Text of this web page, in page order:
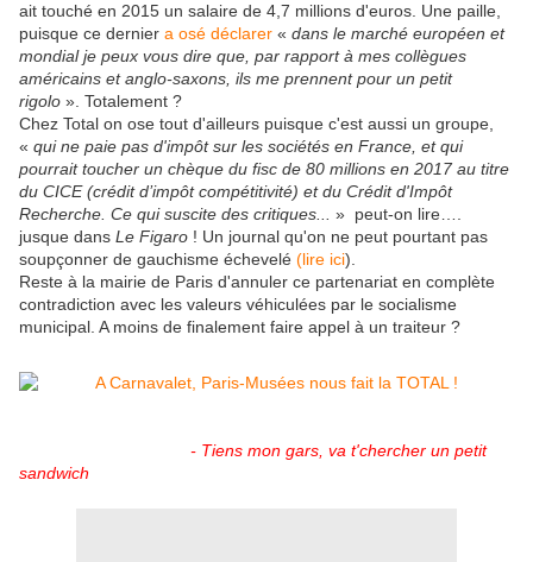
ait touché en 2015 un salaire de 4,7 millions d'euros. Une paille,
puisque ce dernier a osé déclarer « dans le marché européen et
mondial je peux vous dire que, par rapport à mes collègues
américains et anglo-saxons, ils me prennent pour un petit
rigolo » Totalement ?
Chez Total on ose tout d'ailleurs puisque c'est aussi un groupe,
« qui ne paie pas d'impôt sur les sociétés en France, et qui
pourrait toucher un chèque du fisc de 80 millions en 2017 au titre
du CICE (crédit d’impôt compétitivité) et du Crédit d'Impôt
Recherche. Ce qui suscite des critiques... » peut-on lire….
jusque dans Le Figaro ! Un journal qu'on ne peut pourtant pas
soupçonner de gauchisme échevelé (lire ici).
Reste à la mairie de Paris d'annuler ce partenariat en complète
contradiction avec les valeurs véhiculées par le socialisme
municipal. A moins de finalement faire appel à un traiteur ?
- Tiens mon gars, va t'chercher un petit
sandwich